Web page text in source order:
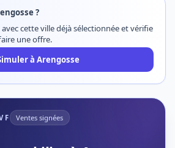
?
cette ville déjà sélectionnée et vérifie
une offre.
à Arengosse
Ventes signées